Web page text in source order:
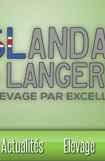
Actualités Elevage